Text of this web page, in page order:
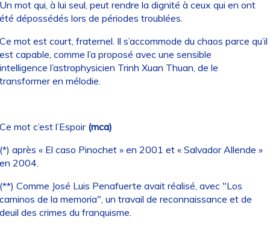
mot qui, à lui seul, peut rendre la dignité à ceux qui en ont
dépossédés lors de périodes troublées.
mot est court, fraternel. Il s’accommode du chaos parce qu’il
capable, comme l’a proposé avec une sensible
l’astrophysicien Trinh Xuan Thuan, de le
en mélodie.
mot c’est l’Espoir (mca)
après « El caso Pinochet » en 2001 et « Salvador Allende »
2004.
Comme José Luis Penafuerte avait réalisé, avec "Los
de la memoria", un travail de reconnaissance et de
des crimes du franquisme.